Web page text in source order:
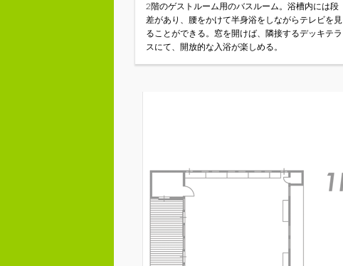
2階のゲストルーム用のバスルーム。浴槽内には段
差があり、腰をかけて半身浴をしながらテレビを見
ることができる。窓を開けば、隣接するデッキテラ
スにて、開放的な入浴が楽しめる。